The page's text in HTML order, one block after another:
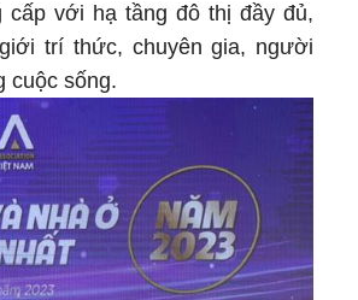
với hạ tầng đô thị đầy đủ,
trí thức, chuyên gia, người
cuộc sống.